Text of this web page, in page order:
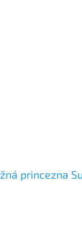
princezna